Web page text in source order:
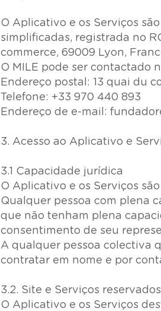
O Aplicativo e os Serviços
simplificadas, registrada no
commerce, 69009 Lyon,
O MILE pode ser contactado
Endereço postal: 13 quai du
Telefone: +33 970 440 893
Endereço de e-mail:
3. Acesso ao Aplicativo e
3.1 Capacidade jurídica
O Aplicativo e os Serviços
Qualquer pessoa com plena
que não tenham plena
consentimento de seu
A qualquer pessoa colectiva
contratar em nome e por
3.2. Site e Serviços
O Aplicativo e os Serviços